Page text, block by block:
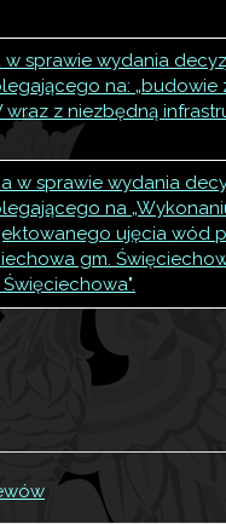
sprawie wydania
na: „budowie
z niezbędną
w sprawie wydania
na
ujęcia wód
gm.